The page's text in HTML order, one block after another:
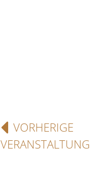
VORHERIGE
VERANSTALTUNG